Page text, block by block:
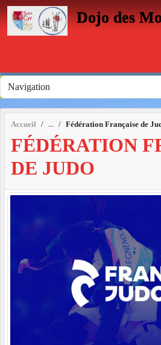
Dojo des
Accueil Fédération Française de
FÉDÉRATION
DE JUDO
Panneau de gestion des cookies